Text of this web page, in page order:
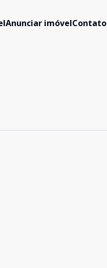
Anunciar imóvelContato